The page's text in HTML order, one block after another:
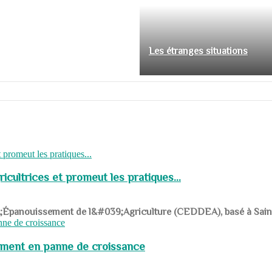
Les étranges situations
et promeut les pratiques...
de l&#039;Agriculture (CEDDEA), basé à
en panne de croissance